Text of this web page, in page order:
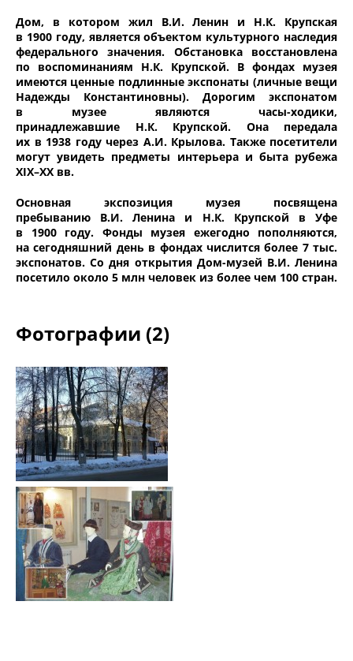
Дом, в котором жил В.И. Ленин и Н.К. Крупская
в 1900 году, является объектом культурного наследия
федерального значения. Обстановка восстановлена
по воспоминаниям Н.К. Крупской. В фондах музея
имеются ценные подлинные экспонаты (личные вещи
Надежды Константиновны). Дорогим экспонатом
в музее являются часы-ходики,
принадлежавшие Н.К. Крупской. Она передала
их в 1938 году через А.И. Крылова. Также посетители
могут увидеть предметы интерьера и быта рубежа
ХIХ–ХХ вв.
Основная экспозиция музея посвящена
пребыванию В.И. Ленина и Н.К. Крупской в Уфе
в 1900 году. Фонды музея ежегодно пополняются,
на сегодняшний день в фондах числится более 7 тыс.
экспонатов. Со дня открытия Дом-музей В.И. Ленина
посетило около 5 млн человек из более чем 100 стран.
Фотографии (2)